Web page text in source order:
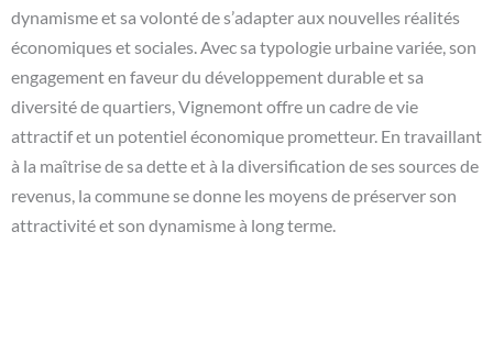
dynamisme et sa volonté de s’adapter aux nouvelles réalités
économiques et sociales. Avec sa typologie urbaine variée, son
engagement en faveur du développement durable et sa
diversité de quartiers, Vignemont offre un cadre de vie
attractif et un potentiel économique prometteur. En travaillant
à la maîtrise de sa dette et à la diversification de ses sources de
revenus, la commune se donne les moyens de préserver son
attractivité et son dynamisme à long terme.